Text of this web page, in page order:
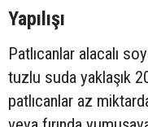
Yapılışı
Patlıcanlar alacalı
tuzlu suda yaklaşık
patlıcanlar az